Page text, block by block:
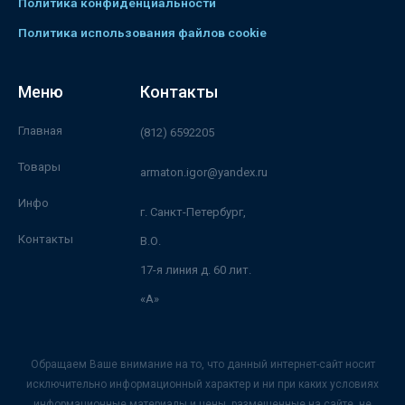
Политика конфиденциальности
Политика использования файлов cookie
Меню
Главная
Товары
Инфо
Контакты
Контакты
(812) 6592205
armaton.igor@yandex.ru
г. Санкт-Петербург,
В.О.
17-я линия д. 60 лит.
«А»
Обращаем Ваше внимание на то, что данный интернет-сайт носит
исключительно информационный характер и ни при каких условиях